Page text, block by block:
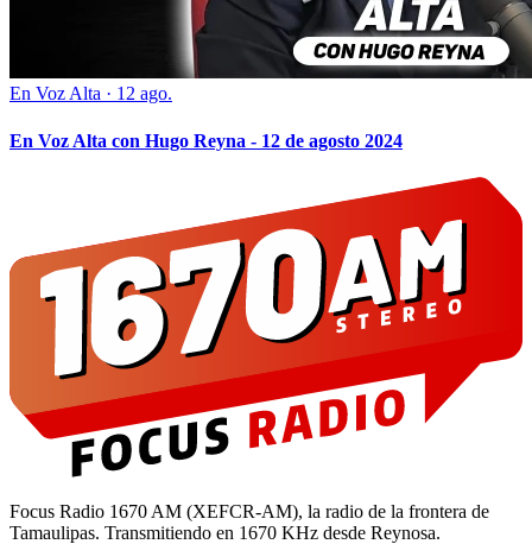
En Voz Alta · 12 ago.
En Voz Alta con Hugo Reyna - 12 de agosto 2024
Focus Radio 1670 AM (XEFCR-AM), la radio de la frontera de
Tamaulipas. Transmitiendo en 1670 KHz desde Reynosa.